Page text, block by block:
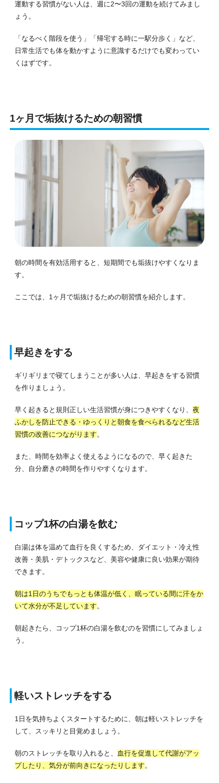
運動する習慣がない人は、週に2〜3回の運動を続けてみまし
ょう。
「なるべく階段を使う」「帰宅する時に一駅分歩く」など、
日常生活でも体を動かすように意識するだけでも変わってい
くはずです。
1ヶ月で垢抜けるための朝習慣
朝の時間を有効活用すると、短期間でも垢抜けやすくなりま
す。
ここでは、1ヶ月で垢抜けるための朝習慣を紹介します。
早起きをする
ギリギリまで寝てしまうことが多い人は、早起きをする習慣
を作りましょう。
早く起きると規則正しい生活習慣が身につきやすくなり、 夜
ふかしを防止できる・ゆっくりと朝食を食べられるなど生活
習慣の改善につながります。
また、時間を効率よく使えるようになるので、早く起きた
分、自分磨きの時間を作りやすくなります。
コップ1杯の白湯を飲む
白湯は体を温めて血行を良くするため、ダイエット・冷え性
改善・美肌・デトックスなど、美容や健康に良い効果が期待
できます。
朝は1日のうちでもっとも体温が低く、眠っている間に汗をか
いて水分が不足しています。
朝起きたら、コップ1杯の白湯を飲むのを習慣にしてみましょ
う。
軽いストレッチをする
1日を気持ちよくスタートするために、朝は軽いストレッチを
して、スッキリと目覚めましょう。
朝のストレッチを取り入れると、
血行を促進して代謝がアッ
プしたり、気分が前向きになったりします。